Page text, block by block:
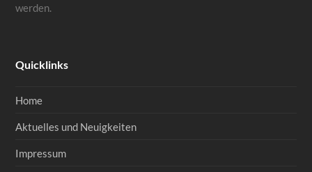
werden.
Quicklinks
Home
Aktuelles und Neuigkeiten
Impressum